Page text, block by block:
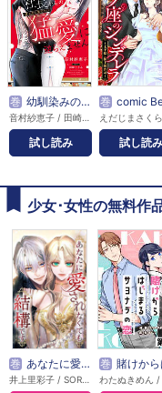
巻 幼馴染みの（元）極道社長からの昼も夜も果てない猛愛に逆らえません
試し読み
巻 comic Berry’sオペラ座のシンデレラ～王子様は
試し読み
少女･女性の無料作
巻 あなたに愛されなくても結構です【タテヨミ】 巻 賭けからはじまるサヨナラの恋【